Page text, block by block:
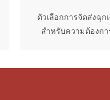
ตัวเลือกการจัดส่งฉุก
สำหรับความต้องกา